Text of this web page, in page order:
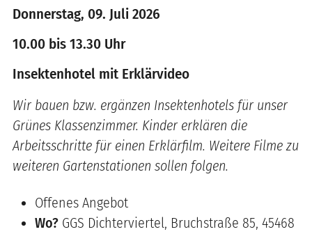
Donnerstag, 09. Juli 2026
10.00 bis 13.30 Uhr
Insektenhotel mit Erklärvideo
Wir bauen bzw. ergänzen Insektenhotels für unser
Grünes Klassenzimmer. Kinder erklären die
Arbeitsschritte für einen Erklärfilm. Weitere Filme zu
weiteren Gartenstationen sollen folgen.
Offenes Angebot
Wo? GGS Dichterviertel, Bruchstraße 85, 45468